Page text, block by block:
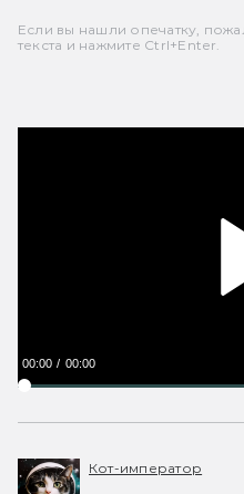
Если вы нашли опечатку,
текста и нажмите Ctrl+Enter.
00:00 00:00
Кот-император